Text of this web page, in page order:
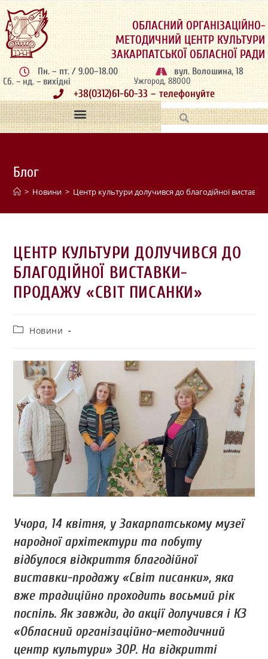
ОБЛАСНИЙ ОРГАНІЗАЦІЙНО-
МЕТОДИЧНИЙ ЦЕНТР КУЛЬТУРИ
ЗАКАРПАТСЬКОЇ ОБЛАСНОЇ РАДИ
Пн. – пт. / 9.00–18.00
Сб. – нд. – вихідні
вул. Волошина, 18
Ужгород, 88000
+38(0312)61-60-33 – телефонуйте
Блог
> Новини > Центр культури долучився до благодійної
ЦЕНТР КУЛЬТУРИ ДОЛУЧИВСЯ ДО
БЛАГОДІЙНОЇ ВИСТАВКИ-
ПРОДАЖУ «СВІТ ПИСАНКИ»
Новини
Учора, 14 квітня, у Закарпатському музеї
народної архітектури та побуту
відбулося відкриття благодійної
виставки-продажу «Світ писанки», яка
вже традиційно проходить восьмий рік
поспіль. Як завжди, до акції долучився і КЗ
«Обласний організаційно-методичний
центр культури» ЗОР. На відкритті